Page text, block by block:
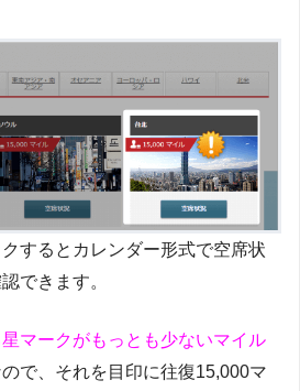
クするとカレンダー形式で空席状
できます。
マークがもっとも少ないマイル
ので、それを目印に往復15,000マ